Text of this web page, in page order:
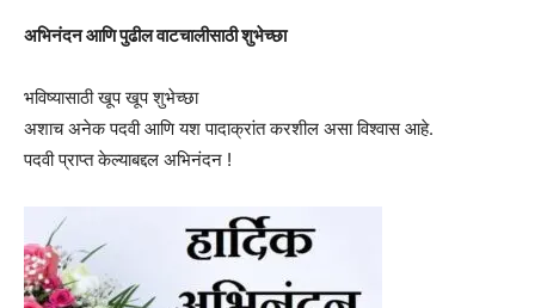
अभिनंदन आणि पुढील वाटचालीसाठी शुभेच्छा
भविष्यासाठी खूप खूप शुभेच्छा
अशाच अनेक पदवी आणि यश पादाक्रांत करशील असा विश्वास आहे.
पदवी प्राप्त केल्याबद्दल अभिनंदन !